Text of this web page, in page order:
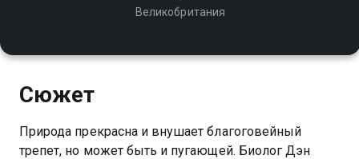
Великобритания
Сюжет
Природа прекрасна и внушает благоговейный
трепет, но может быть и пугающей. Биолог Дэн